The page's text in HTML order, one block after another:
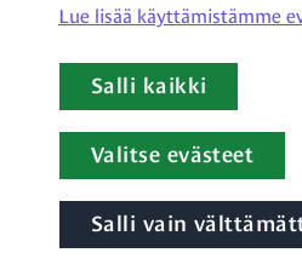
Lue lisää käyttämistämme
Salli kaikki
Salli vain
Valitse evästeet
LinkedInFacebook
Tietoa evästeistä|